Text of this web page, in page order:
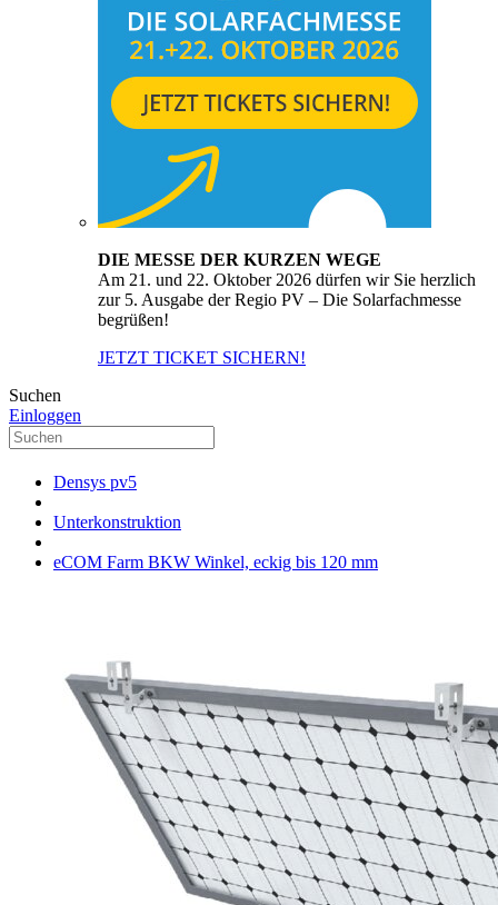
DIE MESSE DER KURZEN WEGE
Am 21. und 22. Oktober 2026 dürfen wir Sie herzlich
zur 5. Ausgabe der Regio PV – Die Solarfachmesse
begrüßen!
JETZT TICKET SICHERN!
Suchen
Einloggen
Densys pv5
Unterkonstruktion
eCOM Farm BKW Winkel, eckig bis 120 mm